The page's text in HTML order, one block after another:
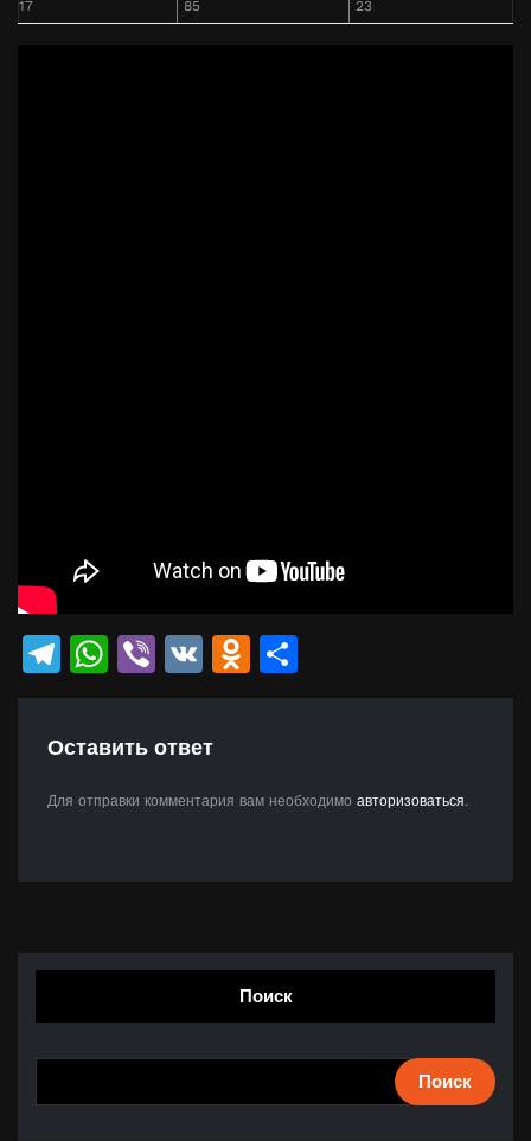
17
85 23
Telegram
WhatsApp
Viber
VK Odnoklassniki
Оставить ответ
Для отправки комментария вам необходимо авторизоваться.
Поиск
Поиск